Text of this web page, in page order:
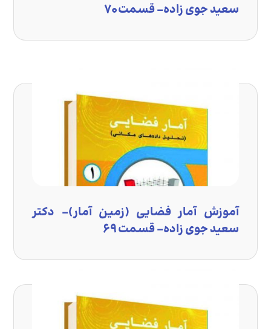
سعید جوی زاده- قسمت ۷۰
آموزش آمار فضایی (زمین آمار)- دکتر
سعید جوی زاده- قسمت ۶۹